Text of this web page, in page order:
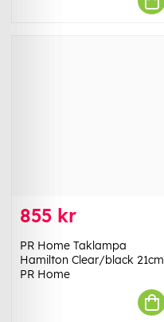
855 kr
PR Home Taklampa
Hamilton Clear/black 21cm
PR Home